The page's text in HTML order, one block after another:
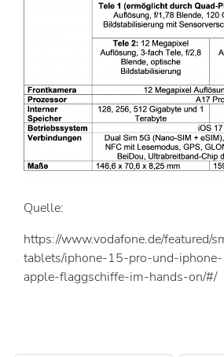
Quelle:
https://www.vodafone.de/featured/
tablets/iphone-15-pro-und-
apple-flaggschiffe-im-hands-on/#/